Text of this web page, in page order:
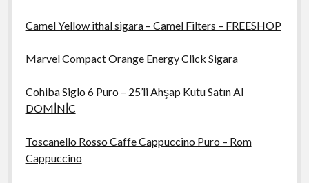
Camel Yellow ithal sigara – Camel Filters – FREESHOP
Marvel Compact Orange Energy Click Sigara
Cohiba Siglo 6 Puro – 25’li Ahşap Kutu Satın Al
DOMİNİC
Toscanello Rosso Caffe Cappuccino Puro – Rom
Cappuccino